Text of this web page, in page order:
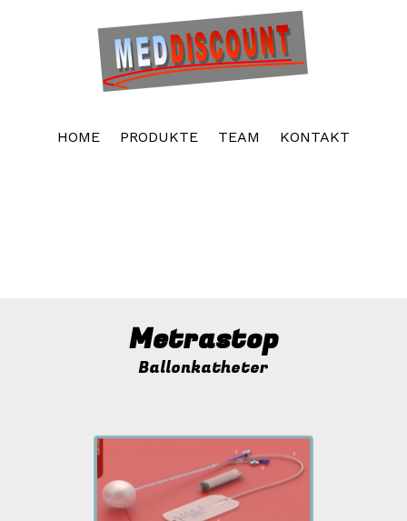
Kostenloser Website-Baukasten. Unbegrenzter
Speicherplatz. Unbegrenzte Websites
HOME PRODUKTE TEAM KONTAKT
Metrastop
Ballonkatheter